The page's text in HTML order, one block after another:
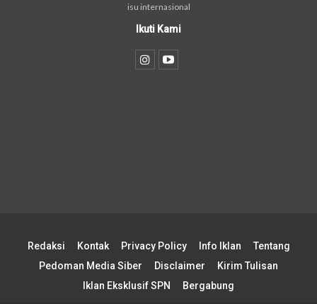
isu internasional
Ikuti Kami
Redaksi Kontak Privacy Policy Info Iklan
Tentang
Pedoman Media Siber
Disclaimer
Kirim Tulisan
Iklan Eksklusif SPN
Bergabung